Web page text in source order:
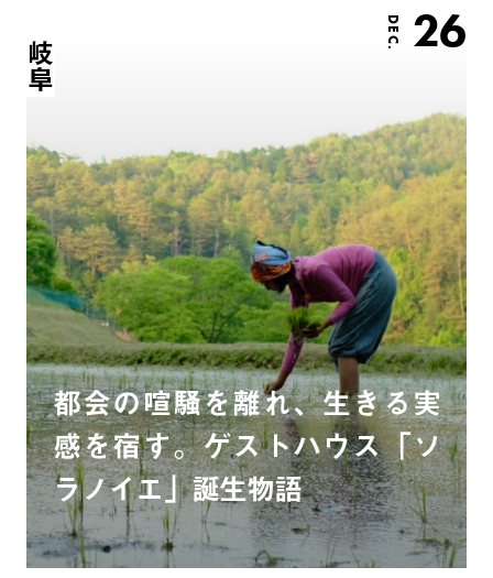
DEC. 26
岐阜
都会の喧騒を離れ、生きる実
感を宿す。ゲストハウス「ソ
ラノイエ」誕生物語